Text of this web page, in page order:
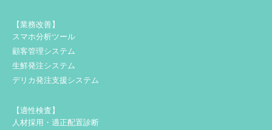
【業務改善】
スマホ分析ツール
顧客管理システム
生鮮発注システム
デリカ発注支援システム
【適性検査】
人材採用・適正配置診断